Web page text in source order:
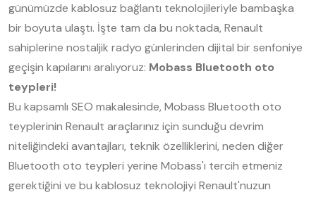
günümüzde kablosuz bağlantı teknolojileriyle bambaşka
bir boyuta ulaştı. İşte tam da bu noktada, Renault
sahiplerine nostaljik radyo günlerinden dijital bir senfoniye
geçişin kapılarını aralıyoruz: Mobass Bluetooth oto
teypleri!
Bu kapsamlı SEO makalesinde, Mobass Bluetooth oto
teyplerinin Renault araçlarınız için sunduğu devrim
niteliğindeki avantajları, teknik özelliklerini, neden diğer
Bluetooth oto teypleri yerine Mobass'ı tercih etmeniz
gerektiğini ve bu kablosuz teknolojiyi Renault'nuzun